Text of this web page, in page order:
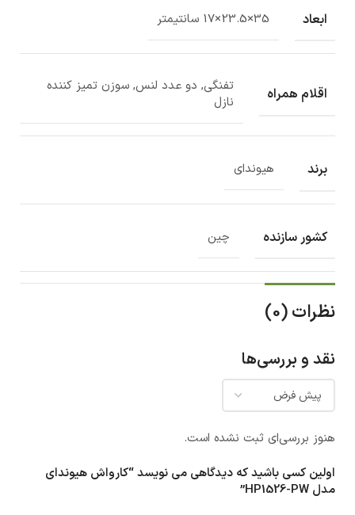
ابعاد 35×23.5×17 سانتیمتر
اقلام همراه
تفنگی, دو عدد لنس, سوزن تمیز کننده
نازل
برند هیوندای
کشور سازنده چین
نظرات (0)
نقد و بررسی‌ها
هنوز بررسی‌ای ثبت نشده است.
اولین کسی باشید که دیدگاهی می نویسد “کارواش هیوندای
مدل HP1526-PW”